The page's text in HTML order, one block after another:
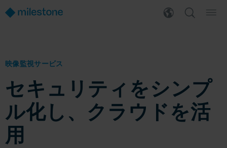
映像監視サービス
セキュリティをシンプ
ル化し、クラウドを活
用